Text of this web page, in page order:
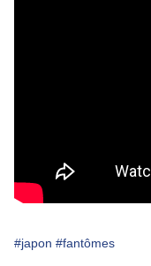
#japon #fantômes